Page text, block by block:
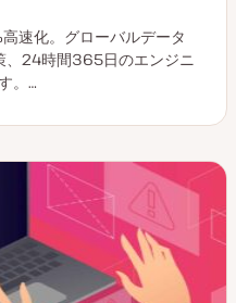
速化。グローバルデータ
、24時間365日のエンジニ
。…